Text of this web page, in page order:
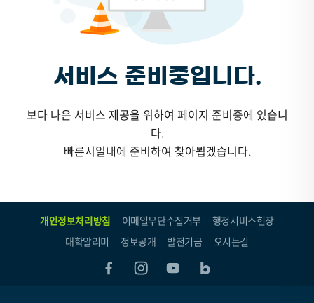
서비스 준비중입니다.
보다 나은 서비스 제공을 위하여 페이지 준비중에 있습니
다.
빠른시일내에 준비하여 찾아뵙겠습니다.
개인정보처리방침 이메일무단수집거부
행정서비스헌장
대학알리미
정보공개 발전기금 오시는길